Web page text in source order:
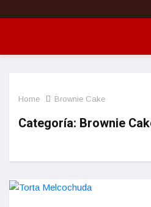
Home Brownie Cake
Categoría: Brownie